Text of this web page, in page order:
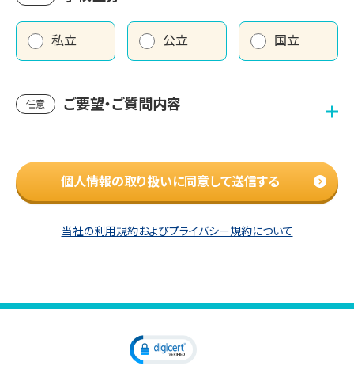
私立 公立 国立
任意 ご要望・ご質問内容
個人情報の取り扱いに同意して送信する
当社の利用規約およびプライバシー規約について